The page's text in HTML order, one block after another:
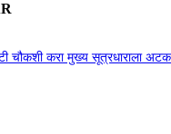
चौकशी करा मुख्य सूत्रधाराला अटक